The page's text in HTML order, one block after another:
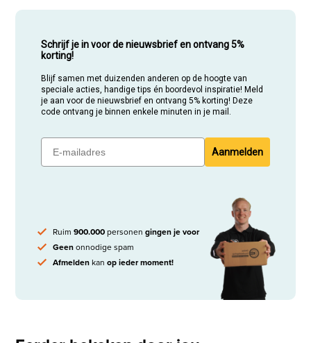
Schrijf je in voor de nieuwsbrief en ontvang 5%
korting!
Blijf samen met duizenden anderen op de hoogte van
speciale acties, handige tips én boordevol inspiratie! Meld
je aan voor de nieuwsbrief en ontvang 5% korting! Deze
code ontvang je binnen enkele minuten in je mail.
Aanmelden
Ruim900.000personengingen je voor
Geenonnodige spam
Afmeldenkanop ieder moment!